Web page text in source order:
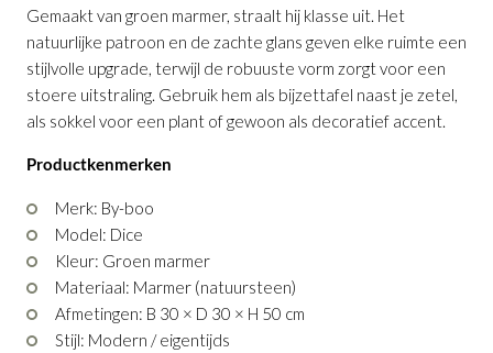
Gemaakt van groen marmer, straalt hij klasse uit. Het
natuurlijke patroon en de zachte glans geven elke ruimte een
stijlvolle upgrade, terwijl de robuuste vorm zorgt voor een
stoere uitstraling. Gebruik hem als bijzettafel naast je zetel,
als sokkel voor een plant of gewoon als decoratief accent.
Productkenmerken
Merk: By-boo
Model: Dice
Kleur: Groen marmer
Materiaal: Marmer (natuursteen)
Afmetingen: B 30 × D 30 × H 50 cm
Stijl: Modern / eigentijds
Salontafel Dice Groen Marmer
toegevoegd aan je winkelmandje
Bijzettafel Dice Groen Marmer
toegevoegd aan je winkelmandje